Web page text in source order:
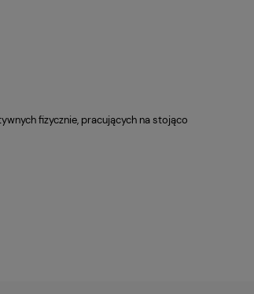
fizycznie, pracujących na stojąco